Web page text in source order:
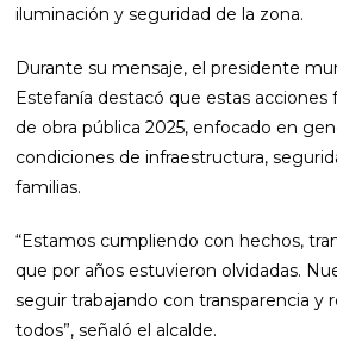
iluminación y seguridad de la zona.
Durante su mensaje, el presidente
Estefanía destacó que estas acciones
de obra pública 2025, enfocado en
condiciones de infraestructura,
familias.
“Estamos cumpliendo con hechos,
que por años estuvieron olvidadas.
seguir trabajando con transparencia y
todos”, señaló el alcalde.